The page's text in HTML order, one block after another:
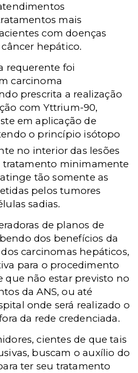
mais
com doenças
hepático.
requerente foi
carcinoma
prescrita a realização
com Yttrium-90,
em aplicação de
o princípio isótopo
no interior das lesões
tratamento minimamente
tão somente as
pelos tumores
sadias.
de planos de
dos benefícios da
carcinomas hepáticos,
para o procedimento
que não estar previsto no
da ANS, ou até
onde será realizado o
da rede credenciada.
cientes de que tais
buscam o auxílio do
ter seu tratamento